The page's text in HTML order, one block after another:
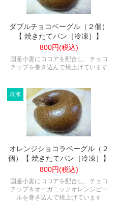
ダブルチョコベーグル（２個）
【 焼きたてパン［冷凍］】
800円(税込)
国産小麦にココアを配合し、チョコ
チップを巻き込んで焼上げています
オレンジショコラベーグル（２
個）【 焼きたてパン［冷凍］】
800円(税込)
国産小麦にココアを配合し、チョコ
チップ＆オーガニックオレンジピー
ルを巻き込んで焼上げています